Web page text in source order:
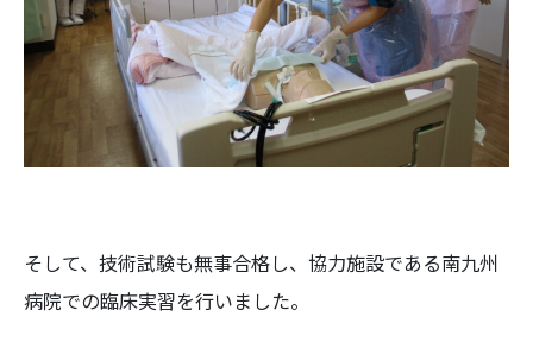
そして、技術試験も無事合格し、協力施設である南九州
病院での臨床実習を行いました。